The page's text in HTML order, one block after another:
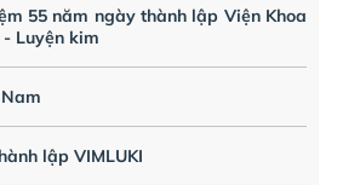
55 năm ngày thành lập Viện Khoa
- Luyện kim
lập VIMLUKI